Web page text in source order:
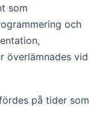
som
och
överlämnades vid
på tider som